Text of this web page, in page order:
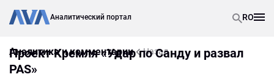
Аналитический портал RO
Аналитика и комментарии Назад
Проект Кремля «Удар по Санду и развал
PAS»